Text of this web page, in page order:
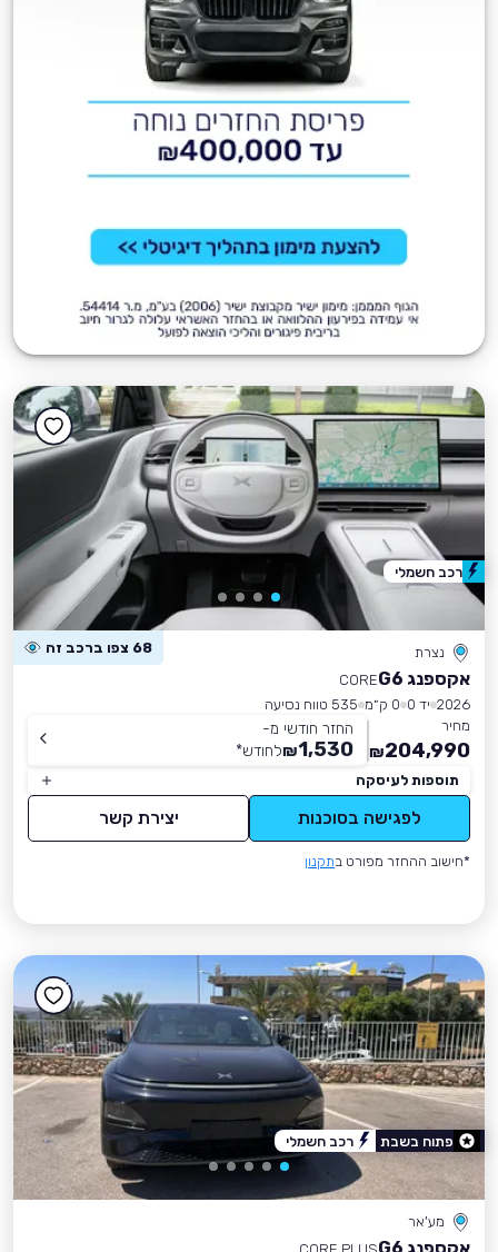
נצרת 68 צפו ברכב זה
אקספנג G6
CORE
2026 יד 0 0 ק״מ
535 טווח נסיעה
מחיר
204,990
₪
החזר חודשי מ-
1,530
₪לחודש*
תוספות לעיסקה
לפגישה בסוכנות יצירת קשר
*חישוב ההחזר מפורט בתקנון
רכב חשמלי
מע'אר
פתוח בשבת רכב חשמלי